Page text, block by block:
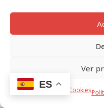
Ver
Política de Cookies
ES